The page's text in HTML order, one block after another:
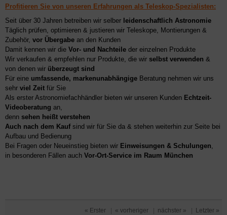
Profitieren Sie von unseren Erfahrungen als Teleskop-Spezialisten:
Seit über 30 Jahren betreiben wir selber leidenschaftlich Astronomie
Täglich prüfen, optimieren & justieren wir Teleskope, Montierungen &
Zubehör, vor Übergabe an den Kunden
Damit kennen wir die Vor- und Nachteile der einzelnen Produkte
Wir verkaufen & empfehlen nur Produkte, die wir selbst verwenden &
von denen wir überzeugt sind
Für eine umfassende, markenunabhängige Beratung nehmen wir uns
sehr viel Zeit für Sie
Als erster Astronomiefachhändler bieten wir unseren Kunden Echtzeit-
Videoberatung an,
denn sehen heißt verstehen
Auch nach dem Kaufsind wir für Sie da & stehen weiterhin zur Seite bei
Aufbau und Bedienung
Bei Fragen oder Neueinstieg bieten wir Einweisungen & Schulungen,
in besonderen Fällen auch Vor-Ort-Service im Raum München
« Erster « vorheriger nächster » Letzter »